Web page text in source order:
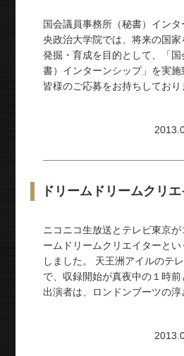
国会議員事務所（秘書）イン
央政治大学院では、将来の国
発掘・育成を目的として、「
書）インターンシップ」を実
皆様のご応募をお持ちしてお
ドリームドリームクリ
ニコニコ生放送とテレビ東京が
ームドリームクリエイターと
しました。 天王洲アイルのテ
で、収録開始が真夜中の１時前
出演者は、ロンドンブーツの